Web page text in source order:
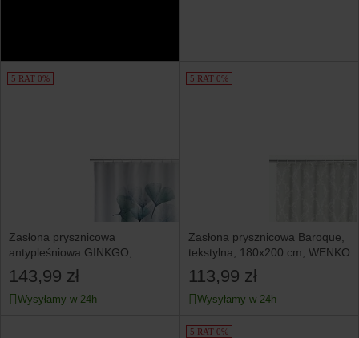
5 RAT 0%
Zasłona prysznicowa
antypleśniowa GINKGO,
poliestrowa, WENKO
143,99 zł
Wysyłamy w 24h
5 RAT 0%
Zasłona prysznicowa Baroque,
tekstylna, 180x200 cm, WENKO
113,99 zł
Wysyłamy w 24h
5 RAT 0%